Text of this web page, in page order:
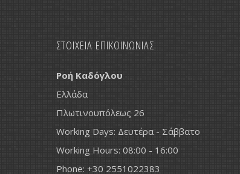
ΣΤΟΙΧΕΙΑ ΕΠΙΚΟΙΝΩΝΙΑΣ
Ροή Καδόγλου
Ελλάδα
Πλωτινουπόλεως 26
Working Days: Δευτέρα - Σάββατο
Working Hours: 08:00 - 16:00
Phone: +30 2551022383